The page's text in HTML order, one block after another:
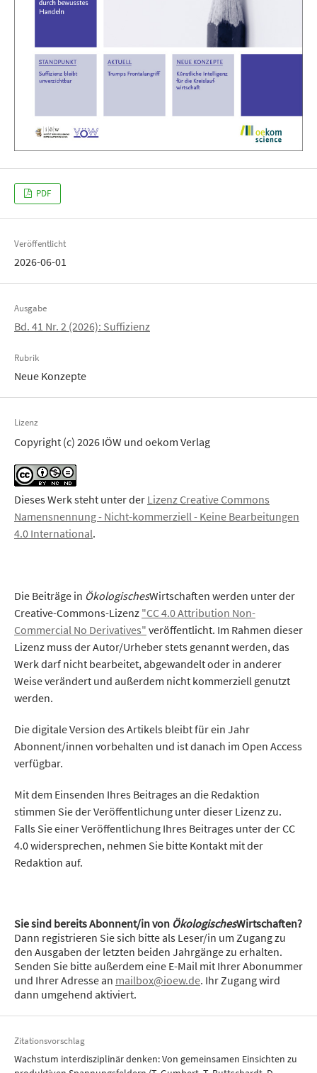
PDF
Veröffentlicht
2026-06-01
Ausgabe
Bd. 41 Nr. 2 (2026): Suffizienz
Rubrik
Neue Konzepte
Lizenz
Copyright (c) 2026 IÖW und oekom Verlag
Dieses Werk steht unter der Lizenz Creative Commons
Namensnennung - Nicht-kommerziell - Keine Bearbeitungen
4.0 International.
Die Beiträge in ÖkologischesWirtschaften werden unter der
Creative-Commons-Lizenz "CC 4.0 Attribution Non-
Commercial No Derivatives" veröffentlicht. Im Rahmen dieser
Lizenz muss der Autor/Urheber stets genannt werden, das
Werk darf nicht bearbeitet, abgewandelt oder in anderer
Weise verändert und außerdem nicht kommerziell genutzt
werden.
Die digitale Version des Artikels bleibt für ein Jahr
Abonnent/innen vorbehalten und ist danach im Open Access
verfügbar.
Mit dem Einsenden Ihres Beitrages an die Redaktion
stimmen Sie der Veröffentlichung unter dieser Lizenz zu.
Falls Sie einer Veröffentlichung Ihres Beitrages unter der CC
4.0 widersprechen, nehmen Sie bitte Kontakt mit der
Redaktion auf.
Sie sind bereits Abonnent/in von ÖkologischesWirtschaften?
Dann registrieren Sie sich bitte als Leser/in um Zugang zu
den Ausgaben der letzten beiden Jahrgänge zu erhalten.
Senden Sie bitte außerdem eine E-Mail mit Ihrer Abonummer
und Ihrer Adresse an mailbox@ioew.de. Ihr Zugang wird
dann umgehend aktiviert.
Zitationsvorschlag
Wachstum interdisziplinär denken: Von gemeinsamen Einsichten zu